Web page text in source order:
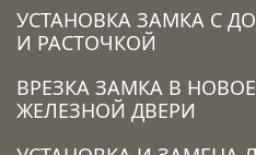
УСТАНОВКА ЗАМКА C
И РАСТОЧКОЙ
ВРЕЗКА ЗАМКА В
ЖЕЛЕЗНОЙ ДВЕРИ